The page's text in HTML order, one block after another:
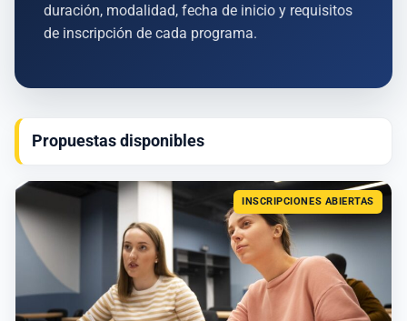
duración, modalidad, fecha de inicio y requisitos
de inscripción de cada programa.
Propuestas disponibles
INSCRIPCIONES ABIERTAS